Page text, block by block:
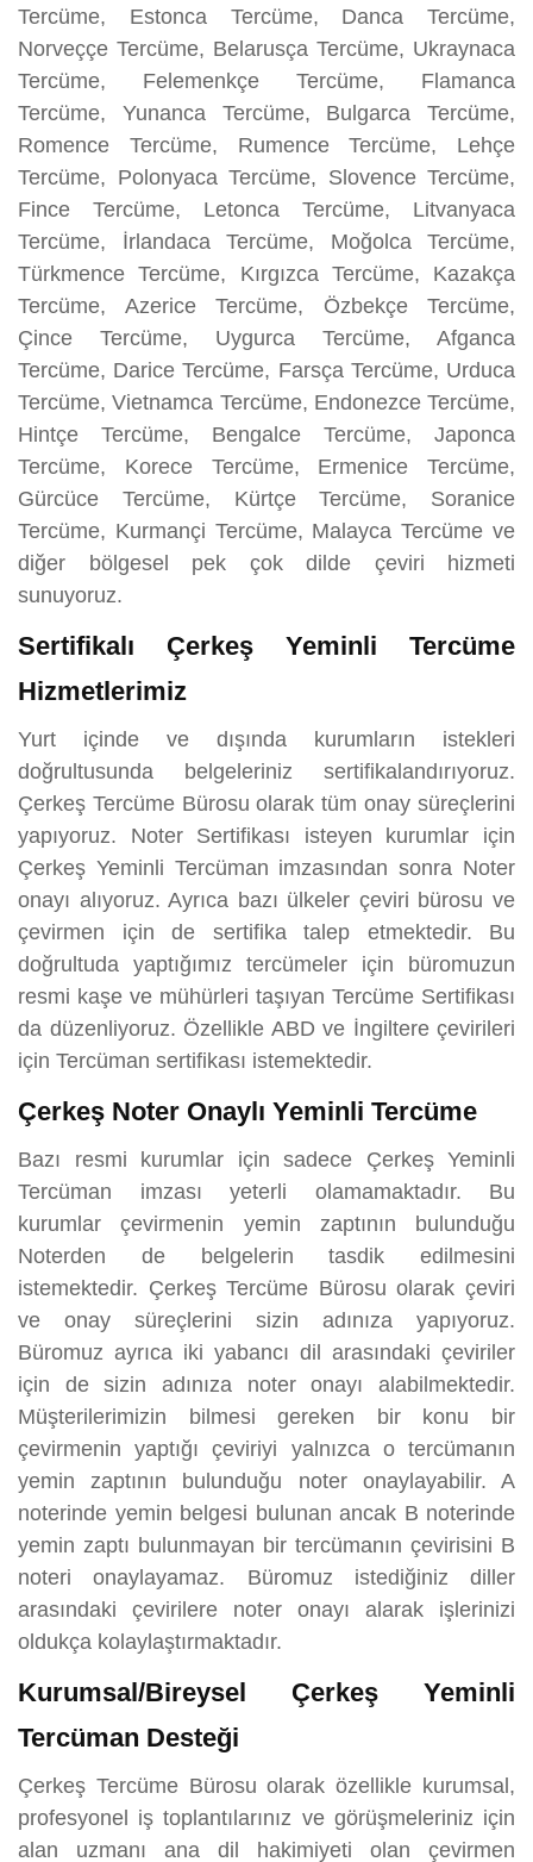
Tercüme, Estonca Tercüme, Danca Tercüme,
Norveççe Tercüme, Belarusça Tercüme, Ukraynaca
Tercüme, Felemenkçe Tercüme, Flamanca
Tercüme, Yunanca Tercüme, Bulgarca Tercüme,
Romence Tercüme, Rumence Tercüme, Lehçe
Tercüme, Polonyaca Tercüme, Slovence Tercüme,
Fince Tercüme, Letonca Tercüme, Litvanyaca
Tercüme, İrlandaca Tercüme, Moğolca Tercüme,
Türkmence Tercüme, Kırgızca Tercüme, Kazakça
Tercüme, Azerice Tercüme, Özbekçe Tercüme,
Çince Tercüme, Uygurca Tercüme, Afganca
Tercüme, Darice Tercüme, Farsça Tercüme, Urduca
Tercüme, Vietnamca Tercüme, Endonezce Tercüme,
Hintçe Tercüme, Bengalce Tercüme, Japonca
Tercüme, Korece Tercüme, Ermenice Tercüme,
Gürcüce Tercüme, Kürtçe Tercüme, Soranice
Tercüme, Kurmançi Tercüme, Malayca Tercüme ve
diğer bölgesel pek çok dilde çeviri hizmeti
sunuyoruz.
Sertifikalı Çerkeş Yeminli Tercüme
Hizmetlerimiz
Yurt içinde ve dışında kurumların istekleri
doğrultusunda belgeleriniz sertifikalandırıyoruz.
Çerkeş Tercüme Bürosu olarak tüm onay süreçlerini
yapıyoruz. Noter Sertifikası isteyen kurumlar için
Çerkeş Yeminli Tercüman imzasından sonra Noter
onayı alıyoruz. Ayrıca bazı ülkeler çeviri bürosu ve
çevirmen için de sertifika talep etmektedir. Bu
doğrultuda yaptığımız tercümeler için büromuzun
resmi kaşe ve mühürleri taşıyan Tercüme Sertifikası
da düzenliyoruz. Özellikle ABD ve İngiltere çevirileri
için Tercüman sertifikası istemektedir.
Çerkeş Noter Onaylı Yeminli Tercüme
Bazı resmi kurumlar için sadece Çerkeş Yeminli
Tercüman imzası yeterli olamamaktadır. Bu
kurumlar çevirmenin yemin zaptının bulunduğu
Noterden de belgelerin tasdik edilmesini
istemektedir. Çerkeş Tercüme Bürosu olarak çeviri
ve onay süreçlerini sizin adınıza yapıyoruz.
Büromuz ayrıca iki yabancı dil arasındaki çeviriler
için de sizin adınıza noter onayı alabilmektedir.
Müşterilerimizin bilmesi gereken bir konu bir
çevirmenin yaptığı çeviriyi yalnızca o tercümanın
yemin zaptının bulunduğu noter onaylayabilir. A
noterinde yemin belgesi bulunan ancak B noterinde
yemin zaptı bulunmayan bir tercümanın çevirisini B
noteri onaylayamaz. Büromuz istediğiniz diller
arasındaki çevirilere noter onayı alarak işlerinizi
oldukça kolaylaştırmaktadır.
Kurumsal/Bireysel Çerkeş Yeminli
Tercüman Desteği
Çerkeş Tercüme Bürosu olarak özellikle kurumsal,
profesyonel iş toplantılarınız ve görüşmeleriniz için
alan uzmanı ana dil hakimiyeti olan çevirmen